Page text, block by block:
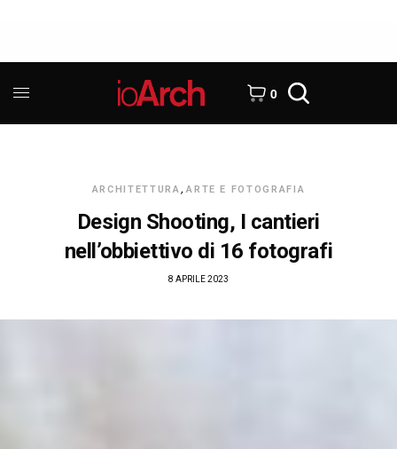
0
ARCHITETTURA, ARTE E FOTOGRAFIA
Design Shooting, I cantieri
nell’obbiettivo di 16 fotografi
8 APRILE 2023